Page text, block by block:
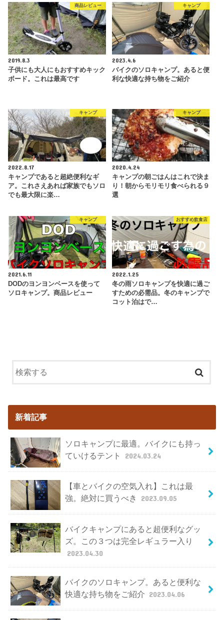
商品レビュー
2019.8.3
子供にも大人にもおすすめキック
ボード。これは最高です
キャンプ
2023.4.6
バイクのソロキャンプ。あると便
利な快適な持ち物をご紹介
キャンプ
2022.8.17
キャンプであると超絶便利なギ
ア。これさえあれば家族でもソロ
でも最大限に楽…
キャンプ
2020.4.24
キャンプの朝ごはんはこれで決ま
り！朝からモリモリ食べられる９
選
キャンプ
2021.6.11
DODのヨンヨンベースを使って
ソロキャンプ。商品レビュー
おすすめ飲食店
2022.1.25
冬の雨ソロキャンプを快適に過ご
すための必需品。冬のキャンプで
コット泊はで…
新着記事
ソロキャンプに最適。バイクにも持っ
ていけるテント
2024.03.24
【車とバイクの空気入れ】これは最
強。絶対に買うべき
2023.09.05
バイクキャンプにあると超便利なグッ
ズ。この３つは完全レギュラー入り
2023.04.30
バイクのソロキャンプ。あると便利な
快適な持ち物をご紹介 2023.04.06